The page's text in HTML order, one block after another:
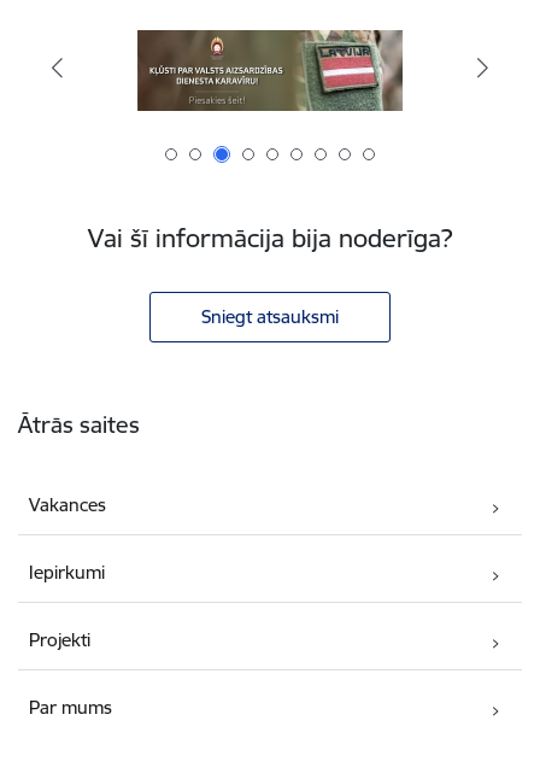
Vai šī informācija bija noderīga?
Sniegt atsauksmi
Ātrās saites
Vakances
Iepirkumi
Projekti
Par mums